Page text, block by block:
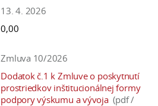
13. 4. 2026
0,00
Zmluva 10/2026
Dodatok č.1 k Zmluve o poskytnutí
prostriedkov inštitucionálnej formy
podpory výskumu a vývoja (pdf /